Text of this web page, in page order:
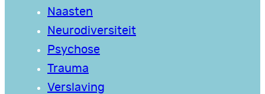
Naasten
Neurodiversiteit
Psychose
Trauma
Verslaving